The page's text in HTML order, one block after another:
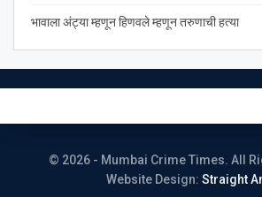
भावाला अंट्या म्हणून हिणवले म्हणून तरुणाची हत्या
© 2026 - Mumbai Crime Times. All
Website Design: Straight